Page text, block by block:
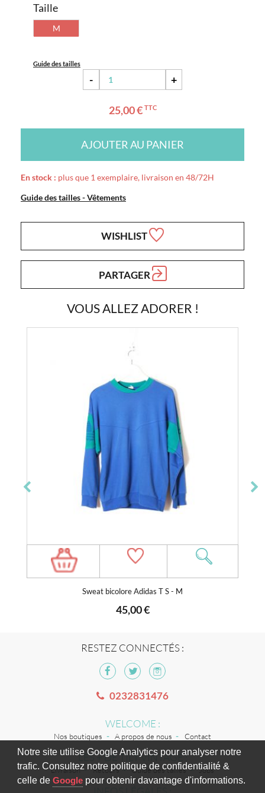
Notre site utilise Google Analytics pour analyser notre
trafic. Consultez notre politique de confidentialité &
celle de Googlepour obtenir davantage d'informations.
Taille
M
Guide des tailles
- +
25,00 € TTC
AJOUTER AU PANIER
En stock : plus que 1 exemplaire, livraison en 48/72H
Guide des tailles - Vêtements
WISHLIST
PARTAGER
VOUS ALLEZ ADORER !
Sweat bicolore Adidas T S - M
45,00 €
RESTEZ CONNECTÉS :
0232831476
WELCOME :
Nos boutiques A propos de nous Contact
LES + DE TILT VINTAGE :
Livraison Retours Guide des tailles Jobs